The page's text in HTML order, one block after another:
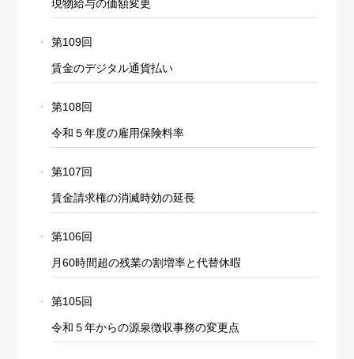
現物給与の価額変更
第109回
賃金のデジタル通貨払い
第108回
令和５年度の雇用保険料率
第107回
賃金請求権の消滅時効の延長
第106回
月60時間超の残業の割増率と代替休暇
第105回
令和５年からの源泉徴収事務の変更点